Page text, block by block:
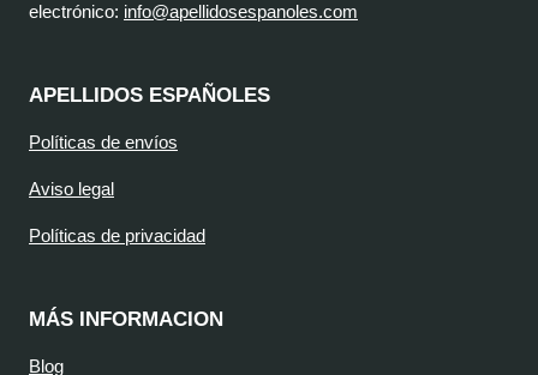
electrónico: info@apellidosespanoles.com
APELLIDOS ESPAÑOLES
Políticas de envíos
Aviso legal
Políticas de privacidad
MÁS INFORMACION
Blog